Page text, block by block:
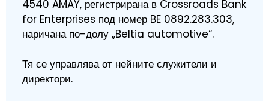
4540 AMAY, регистрирана в Crossroads Bank
for Enterprises под номер BE 0892.283.303,
наричана по-долу „Beltia automotive“.
Тя се управлява от нейните служители и
директори.